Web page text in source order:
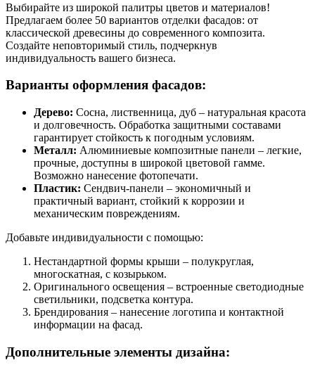
Выбирайте из широкой палитры цветов и материалов!
Предлагаем более 50 вариантов отделки фасадов: от
классической древесины до современного композита.
Создайте неповторимый стиль, подчеркнув
индивидуальность вашего бизнеса.
Варианты оформления фасадов:
Дерево: Сосна, лиственница, дуб – натуральная красота
и долговечность. Обработка защитными составами
гарантирует стойкость к погодным условиям.
Металл: Алюминиевые композитные панели – легкие,
прочные, доступны в широкой цветовой гамме.
Возможно нанесение фотопечати.
Пластик: Сендвич-панели – экономичный и
практичный вариант, стойкий к коррозии и
механическим повреждениям.
Добавьте индивидуальности с помощью:
Нестандартной формы крыши – полукруглая,
многоскатная, с козырьком.
Оригинального освещения – встроенные светодиодные
светильники, подсветка контура.
Брендирования – нанесение логотипа и контактной
информации на фасад.
Дополнительные элементы дизайна: